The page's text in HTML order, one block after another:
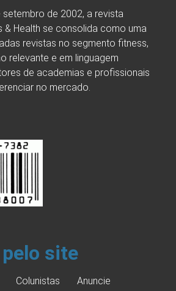
setembro de 2002, a revista
& Health se consolida como uma
revistas no segmento fitness,
relevante e em linguagem
de academias e profissionais
no mercado.
site
Colunistas
Anuncie